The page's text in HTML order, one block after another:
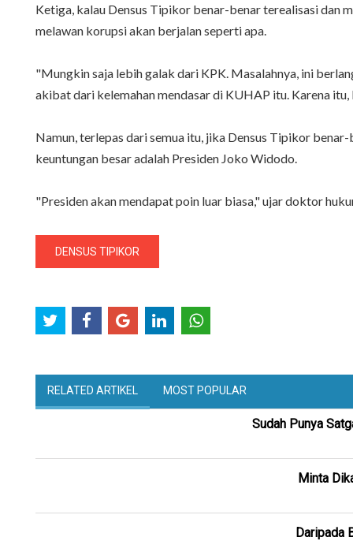
Ketiga, kalau Densus Tipikor benar-benar terealisasi dan
melawan korupsi akan berjalan seperti apa.
"Mungkin saja lebih galak dari KPK. Masalahnya, ini
akibat dari kelemahan mendasar di KUHAP itu. Karena
Namun, terlepas dari semua itu, jika Densus Tipikor
keuntungan besar adalah Presiden Joko Widodo.
"Presiden akan mendapat poin luar biasa," ujar doktor
DENSUS TIPIKOR
RELATED ARTIKEL MOST POPULAR
Sudah Punya
Minta
Daripada